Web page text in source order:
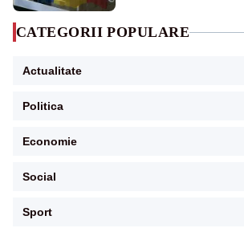
CATEGORII POPULARE
Actualitate
Politica
Economie
Social
Sport